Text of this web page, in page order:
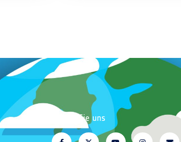
Folgen Sie uns